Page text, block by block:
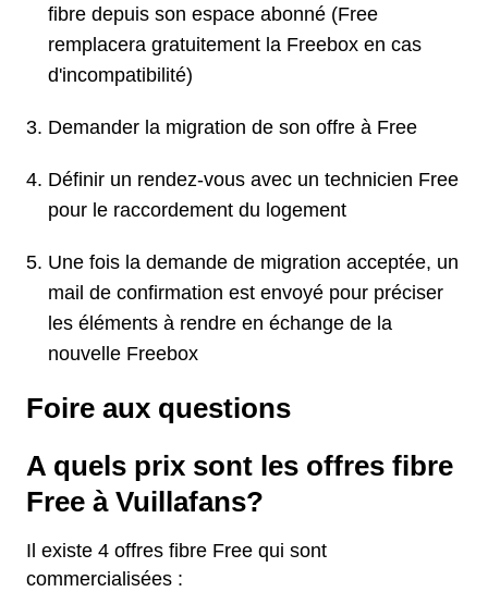
fibre depuis son espace abonné (Free
remplacera gratuitement la Freebox en cas
d'incompatibilité)
Demander la migration de son offre à Free
Définir un rendez-vous avec un technicien Free
pour le raccordement du logement
Une fois la demande de migration acceptée, un
mail de confirmation est envoyé pour préciser
les éléments à rendre en échange de la
nouvelle Freebox
Foire aux questions
A quels prix sont les offres fibre
Free à Vuillafans?
Il existe 4 offres fibre Free qui sont
commercialisées :